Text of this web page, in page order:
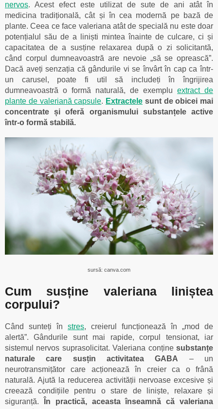
nervos. Acest efect este utilizat de sute de ani atât în
medicina tradițională, cât și în cea modernă pe bază de
plante. Ceea ce face valeriana atât de specială nu este doar
potențialul său de a liniști mintea înainte de culcare, ci și
capacitatea de a susține relaxarea după o zi solicitantă,
când corpul dumneavoastră are nevoie „să se oprească”.
Dacă aveți senzația că gândurile vi se învârt în cap ca într-
un carusel, poate fi util să includeți în îngrijirea
dumneavoastră o formă naturală, de exemplu extract de
plante de valeriană capsule. Extractele sunt de obicei mai
concentrate și oferă organismului substanțele active
într-o formă stabilă.
sursă: canva.com
Cum susține valeriana liniștea
corpului?
Când sunteți în stres, creierul funcționează în „mod de
alertă”. Gândurile sunt mai rapide, corpul tensionat, iar
sistemul nervos suprasolicitat. Valeriana conține substanțe
naturale care susțin activitatea GABA – un
neurotransmițător care acționează în creier ca o frână
naturală. Ajută la reducerea activității nervoase excesive și
creează condițiile pentru o stare de liniște, relaxare și
siguranță.
În practică, aceasta înseamnă că valeriana